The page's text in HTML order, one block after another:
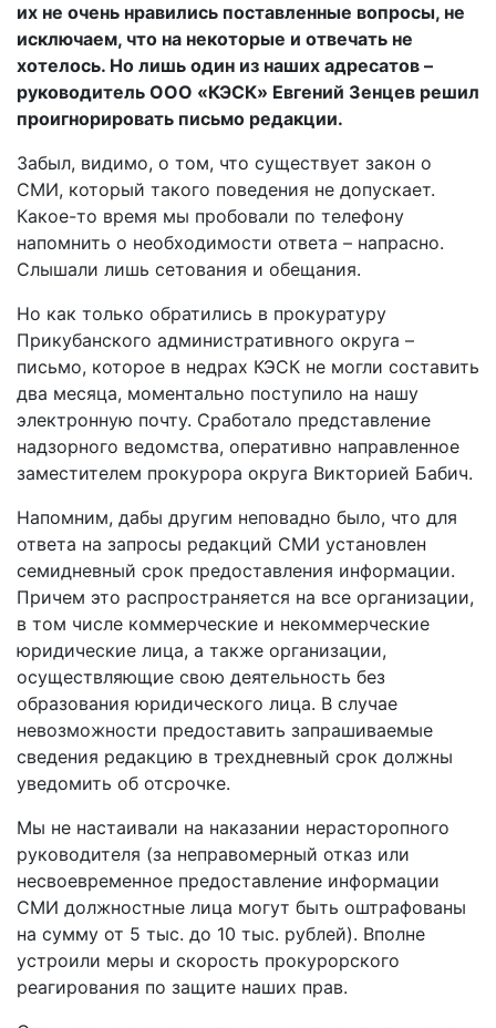
их не очень нравились поставленные вопросы, не
исключаем, что на некоторые и отвечать не
хотелось. Но лишь один из наших адресатов –
руководитель ООО «КЭСК» Евгений Зенцев решил
проигнорировать письмо редакции.
Забыл, видимо, о том, что существует закон о
СМИ, который такого поведения не допускает.
Какое-то время мы пробовали по телефону
напомнить о необходимости ответа – напрасно.
Слышали лишь сетования и обещания.
Но как только обратились в прокуратуру
Прикубанского административного округа –
письмо, которое в недрах КЭСК не могли составить
два месяца, моментально поступило на нашу
электронную почту. Сработало представление
надзорного ведомства, оперативно направленное
заместителем прокурора округа Викторией Бабич.
Напомним, дабы другим неповадно было, что для
ответа на запросы редакций СМИ установлен
семидневный срок предоставления информации.
Причем это распространяется на все организации,
в том числе коммерческие и некоммерческие
юридические лица, а также организации,
осуществляющие свою деятельность без
образования юридического лица. В случае
невозможности предоставить запрашиваемые
сведения редакцию в трехдневный срок должны
уведомить об отсрочке.
Мы не настаивали на наказании нерасторопного
руководителя (за неправомерный отказ или
несвоевременное предоставление информации
СМИ должностные лица могут быть оштрафованы
на сумму от 5 тыс. до 10 тыс. рублей). Вполне
устроили меры и скорость прокурорского
реагирования по защите наших прав.